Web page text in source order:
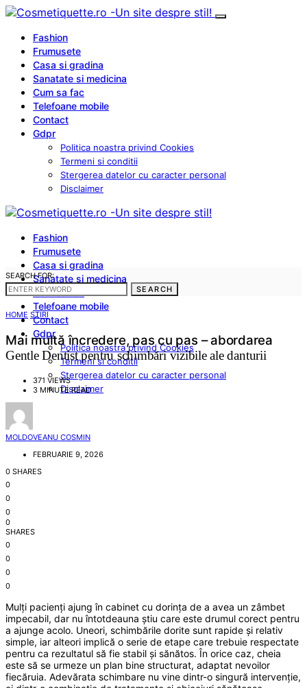
Fashion
Frumusete
Casa si gradina
Sanatate si medicina
Cum sa fac
Telefoane mobile
Contact
Gdpr
Politica noastra privind Cookies
Termeni si conditii
Stergerea datelor cu caracter personal
Disclaimer
Fashion
Frumusete
Casa si gradina
Sanatate si medicina
Cum sa fac
Telefoane mobile
Contact
Gdpr
Politica noastra privind Cookies
Termeni si conditii
Stergerea datelor cu caracter personal
Disclaimer
SEARCH FOR:
SEARCH
HOME STIRI
Mai multă încredere, pas cu pas – abordarea
Gentle Dentist pentru schimbări vizibile ale danturii
371 VIEWS
3 MINUTE READ
MOLDOVEANU COSMIN
FEBRUARIE 9, 2026
0 SHARES
0
0
0
0
SHARES
0
0
0
0
Mulți pacienți ajung în cabinet cu dorința de a avea un zâmbet
impecabil, dar nu întotdeauna știu care este drumul corect pentru
a ajunge acolo. Uneori, schimbările dorite sunt rapide și relativ
simple, iar alteori implică o serie de etape care trebuie respectate
pentru ca rezultatul să fie stabil și sănătos. În orice caz, cheia
este să se urmeze un plan bine structurat, adaptat nevoilor
fiecăruia. Adevărata schimbare nu vine dintr-o singură intervenție,